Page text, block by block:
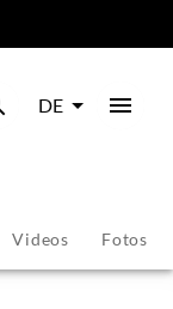
DE
Videos Fotos